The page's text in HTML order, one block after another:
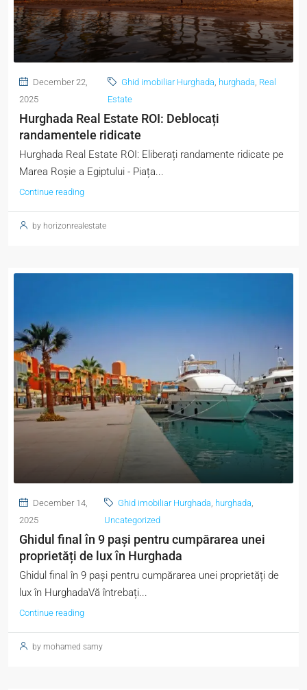
December 22,
2025
Ghid imobiliar Hurghada, hurghada, Real
Estate
Hurghada Real Estate ROI: Deblocați
randamentele ridicate
Hurghada Real Estate ROI: Eliberați randamente ridicate pe
Marea Roșie a Egiptului - Piața...
Continue reading
by horizonrealestate
December 14,
2025
Ghid imobiliar Hurghada, hurghada,
Uncategorized
Ghidul final în 9 pași pentru cumpărarea unei
proprietăți de lux în Hurghada
Ghidul final în 9 pași pentru cumpărarea unei proprietăți de
lux în HurghadaVă întrebați...
Continue reading
by mohamed samy